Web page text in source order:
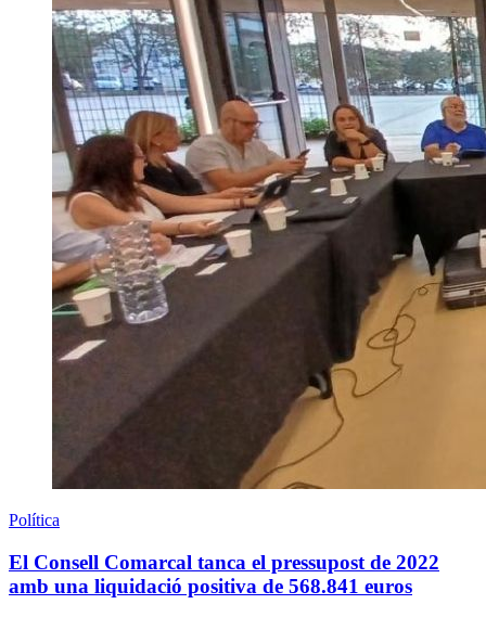
Política
El Consell Comarcal tanca el pressupost de 2022
amb una liquidació positiva de 568.841 euros